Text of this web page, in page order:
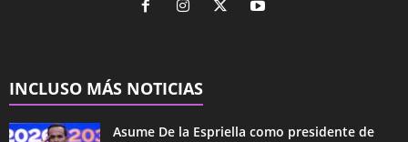
INCLUSO MÁS NOTICIAS
Asume De la Espriella como presidente de